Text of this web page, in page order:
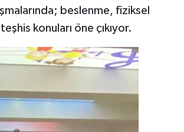
beslenme, fiziksel
konuları öne çıkıyor.